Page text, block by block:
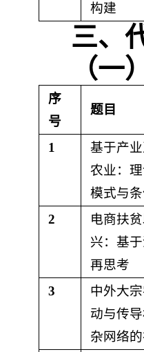
构建
三、
（一
序
号
题目
1
基于产
农业：
模式与
2
电商扶
兴：基
再思考
3
中外大
动与传
杂网络